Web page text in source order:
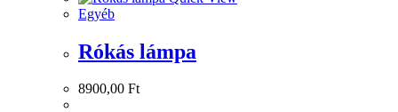
Egyéb
Rókás lámpa
8900,00 Ft